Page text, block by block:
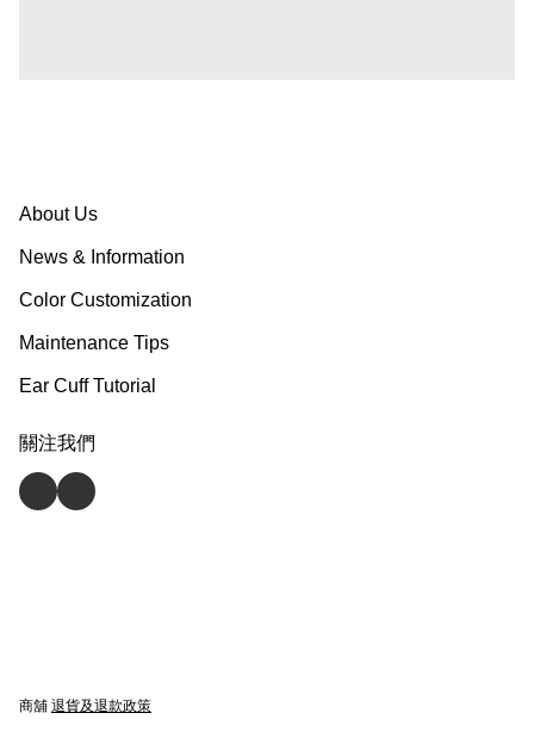
About Us
News & Information
Color Customization
Maintenance Tips
Ear Cuff Tutorial
關注我們
商舖 退貨及退款政策